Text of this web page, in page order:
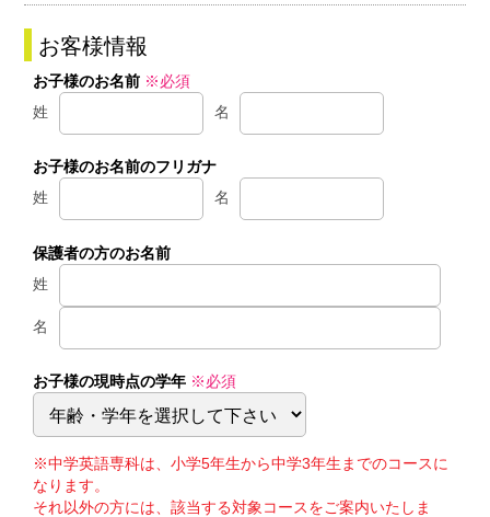
お客様情報
お子様のお名前 ※必須
姓
名
お子様のお名前のフリガナ
姓
名
保護者の方のお名前
姓
名
お子様の現時点の学年 ※必須
※中学英語専科は、小学5年生から中学3年生までのコースに
なります。
それ以外の方には、該当する対象コースをご案内いたしま